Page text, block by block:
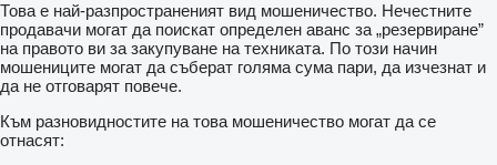
Това е най-разпространеният вид мошеничество. Нечестните
продавачи могат да поискат определен аванс за „резервиране”
на правото ви за закупуване на техниката. По този начин
мошениците могат да съберат голяма сума пари, да изчезнат и
да не отговарят повече.
Към разновидностите на това мошеничество могат да се
отнасят: